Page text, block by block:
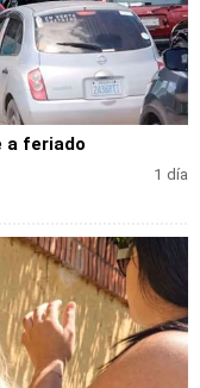
a feriado
1 día